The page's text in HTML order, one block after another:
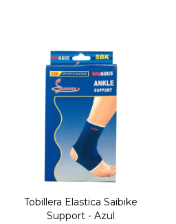
Tobillera Elastica Saibike
Support - Azul